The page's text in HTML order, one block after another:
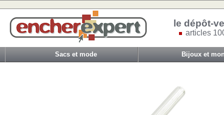
le dépôt-
articles
Sacs et mode Bijoux et